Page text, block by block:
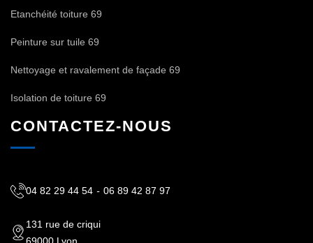
Etanchéité toiture 69
Peinture sur tuile 69
Nettoyage et ravalement de façade 69
Isolation de toiture 69
CONTACTEZ-NOUS
04 82 29 44 54 - 06 89 42 87 97
131 rue de criqui
69000 Lyon